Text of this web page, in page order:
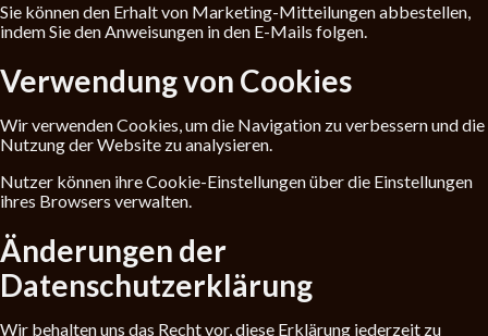
Sie können den Erhalt von Marketing-Mitteilungen abbestellen,
indem Sie den Anweisungen in den E-Mails folgen.
Verwendung von Cookies
Wir verwenden Cookies, um die Navigation zu verbessern und die
Nutzung der Website zu analysieren.
Nutzer können ihre Cookie-Einstellungen über die Einstellungen
ihres Browsers verwalten.
Änderungen der
Datenschutzerklärung
Wir behalten uns das Recht vor, diese Erklärung jederzeit zu